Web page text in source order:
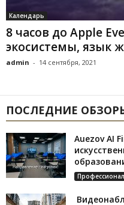
Календарь
8 часов до Apple
экосистемы, язык
admin - 14 сентября, 2021
ПОСЛЕДНИЕ
Auezov AI
Профессионал